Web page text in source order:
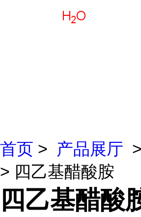
首页 > 产品展厅 >
> 四乙基醋酸胺
四乙基醋酸